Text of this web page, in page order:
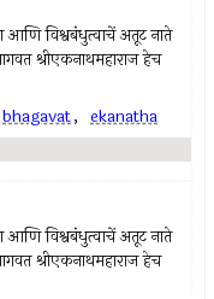
आणि विश्वबंधुत्वाचें अतूट नाते
श्रीएकनाथमहाराज हेच
bhagavat, ekanatha
आणि विश्वबंधुत्वाचें अतूट नाते
श्रीएकनाथमहाराज हेच